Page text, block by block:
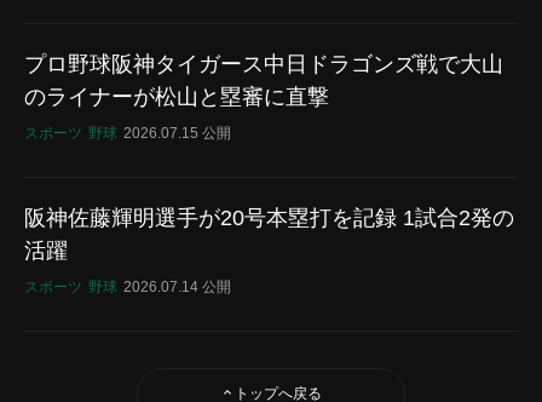
プロ野球阪神タイガース中日ドラゴンズ戦で大山
のライナーが松山と塁審に直撃
スポーツ 野球 2026.07.15 公開
阪神佐藤輝明選手が20号本塁打を記録 1試合2発の
活躍
スポーツ 野球 2026.07.14 公開
トップへ戻る